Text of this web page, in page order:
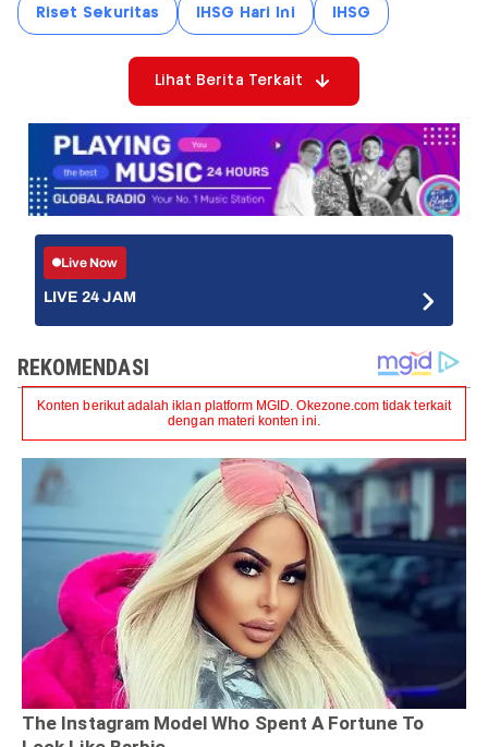
Riset Sekuritas IHSG Hari Ini IHSG
Lihat Berita Terkait
Live Now
LIVE 24 JAM